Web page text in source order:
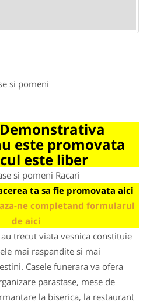
si pomeni
este promovata
este liber
si pomeni Racari
ta sa fie promovata aici
ne completand formularul
de aici
trecut viata vesnica constituie
mai raspandite si mai
Casele funerara va ofera
parastase, mese de
la biserica, la restaurant